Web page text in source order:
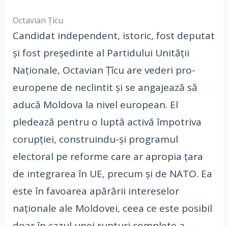
Octavian Țicu
Candidat independent, istoric, fost deputat
și fost președinte al Partidului Unității
Naționale, Octavian Țîcu are vederi pro-
europene de neclintit și se angajează să
aducă Moldova la nivel european. El
pledează pentru o luptă activă împotriva
corupției, construindu-și programul
electoral pe reforme care ar apropia țara
de integrarea în UE, precum și de NATO. Ea
este în favoarea apărării intereselor
naționale ale Moldovei, ceea ce este posibil